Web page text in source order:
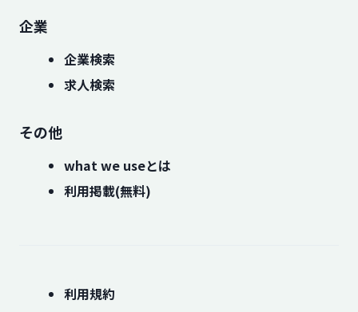
企業
企業検索
求人検索
その他
what we useとは
利用掲載(無料)
利用規約